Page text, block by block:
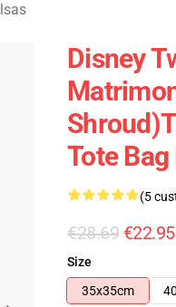
Disney
Tote Bag
(5
€28.69 €22.95
Size
35x35cm